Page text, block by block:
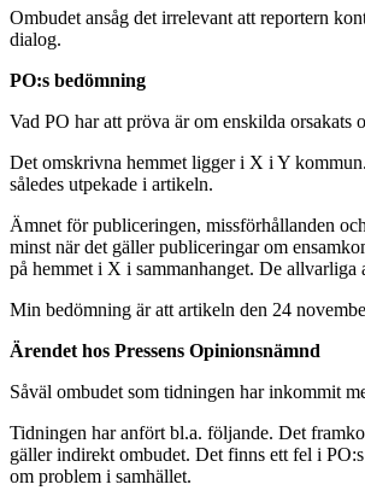
Ombudet ansåg det irrelevant att reportern
dialog.
PO:s bedömning
Vad PO har att pröva är om enskilda orsakats
Det omskrivna hemmet ligger i X i Y
således utpekade i artikeln.
Ämnet för publiceringen, missförhållanden
minst när det gäller publiceringar om
på hemmet i X i sammanhanget. De allvarliga
Min bedömning är att artikeln den 24
Ärendet hos Pressens Opinionsnämnd
Såväl ombudet som tidningen har inkommit
Tidningen har anfört bl.a. följande. Det
gäller indirekt ombudet. Det finns ett fel i
om problem i samhället.